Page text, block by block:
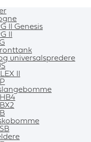
II Genesis
II
universalspredere
II